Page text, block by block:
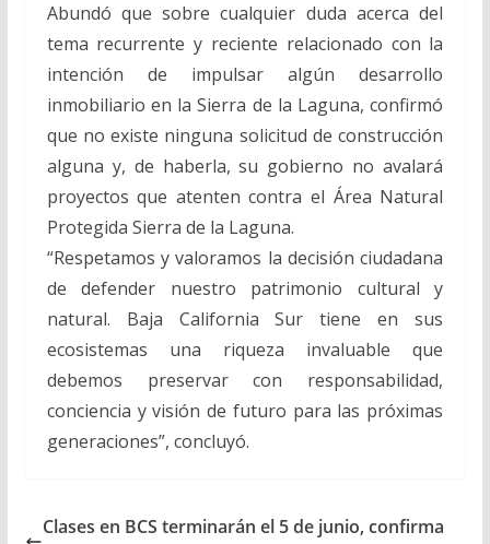
Abundó que sobre cualquier duda acerca del
tema recurrente y reciente relacionado con la
intención de impulsar algún desarrollo
inmobiliario en la Sierra de la Laguna, confirmó
que no existe ninguna solicitud de construcción
alguna y, de haberla, su gobierno no avalará
proyectos que atenten contra el Área Natural
Protegida Sierra de la Laguna.
“Respetamos y valoramos la decisión ciudadana
de defender nuestro patrimonio cultural y
natural. Baja California Sur tiene en sus
ecosistemas una riqueza invaluable que
debemos preservar con responsabilidad,
conciencia y visión de futuro para las próximas
generaciones”, concluyó.
Clases en BCS terminarán el 5 de junio, confirma